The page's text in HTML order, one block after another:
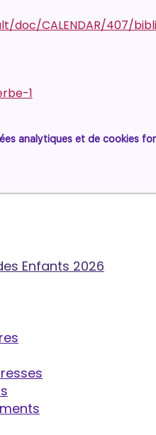
doc/CALENDAR/407/
1
analytiques et de cookies
Enfants 2026